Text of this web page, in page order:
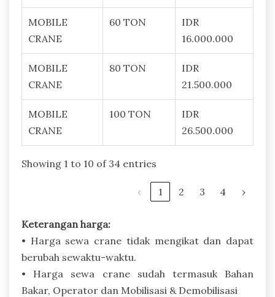
MOBILE
CRANE
60 TON
IDR
16.000.000
MOBILE
CRANE
80 TON
IDR
21.500.000
MOBILE
CRANE
100 TON
IDR
26.500.000
Showing 1 to 10 of 34 entries
‹ 1 2 3 4 ›
Keterangan harga:
• Harga sewa crane tidak mengikat dan dapat
berubah sewaktu-waktu.
• Harga sewa crane sudah termasuk Bahan
Bakar, Operator dan Mobilisasi & Demobilisasi